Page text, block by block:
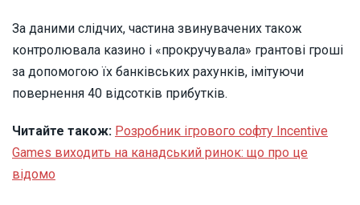
За даними слідчих, частина звинувачених також
контролювала казино і «прокручувала» грантові гроші
за допомогою їх банківських рахунків, імітуючи
повернення 40 відсотків прибутків.
Читайте також: Розробник ігрового софту Incentive
Games виходить на канадський ринок: що про це
відомо